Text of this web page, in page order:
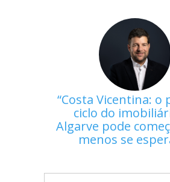
Costa Vicentina: o
ciclo do
Algarve pode
menos se